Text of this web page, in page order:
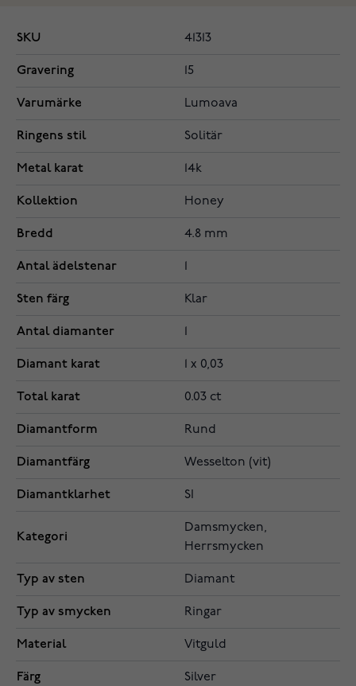
SKU 41313
Gravering 15
Varumärke Lumoava
Ringens stil Solitär
Metal karat 14k
Kollektion Honey
Bredd 4.8 mm
Antal ädelstenar 1
Sten färg Klar
Antal diamanter 1
Diamant karat 1 x 0,03
Total karat 0.03 ct
Diamantform Rund
Diamantfärg Wesselton (vit)
Diamantklarhet SI
Kategori
Damsmycken,
Herrsmycken
Typ av sten Diamant
Typ av smycken Ringar
Material Vitguld
Färg Silver